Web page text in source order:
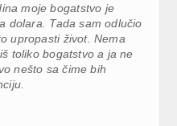
moje bogatstvo je
dolara. Tada sam odlučio
upropasti život. Nema
toliko bogatstvo a ja ne
nešto sa čime bih